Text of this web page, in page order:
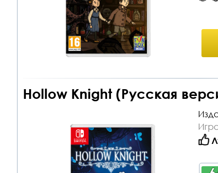
Hollow Knight (Русская